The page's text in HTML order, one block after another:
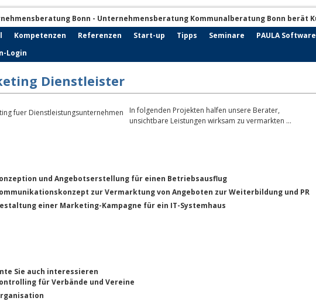
Kompetenzen Referenzen Start-up Tipps Seminare PAULA Software
Login
Dienstleister
In folgenden Projekten halfen unsere Berater,
unsichtbare Leistungen wirksam zu vermarkten …
und Angebotserstellung für einen Betriebsausflug
zur Vermarktung von Angeboten zur Weiterbildung und PR
einer Marketing-Kampagne für ein IT-Systemhaus
Sie auch interessieren
für Verbände und Vereine